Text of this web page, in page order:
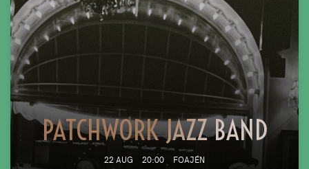
PATCHWORK JAZZ BAND
22 AUG 20:00 FOAJÉN